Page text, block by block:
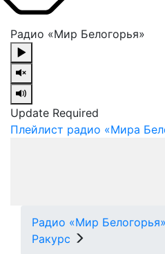
Радио «Мир Белогорья»
Update Required
Плейлист радио «Мира
Радио «Мир Белогорья»
Ракурс